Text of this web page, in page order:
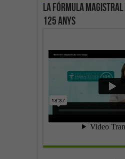
La fórmula
125 anys